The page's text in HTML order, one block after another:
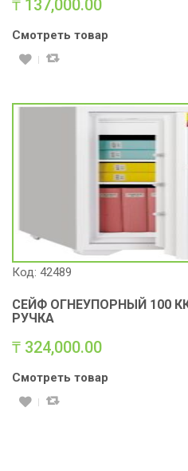
₸ 137,000.00
Смотреть товар
Код: 42489
СЕЙФ ОГНЕУПОРНЫЙ 100
РУЧКА
₸ 324,000.00
Смотреть товар